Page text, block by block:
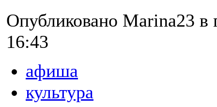
Опубликовано Marina23 в
16:43
афиша
культура